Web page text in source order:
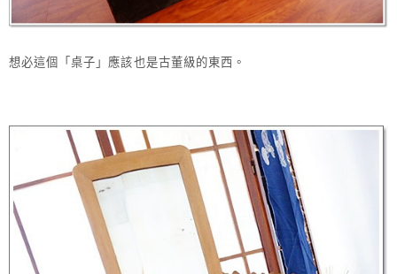
想必這個「桌子」應該也是古董級的東西。